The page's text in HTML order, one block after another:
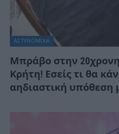
ΑΣΤΥΝΟΜΙΚΑ
Μπράβο στην
Κρήτη! Εσείς τι θα
αηδιαστική υπόθεση